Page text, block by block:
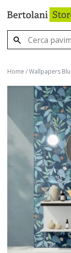
Home /Wallpapers